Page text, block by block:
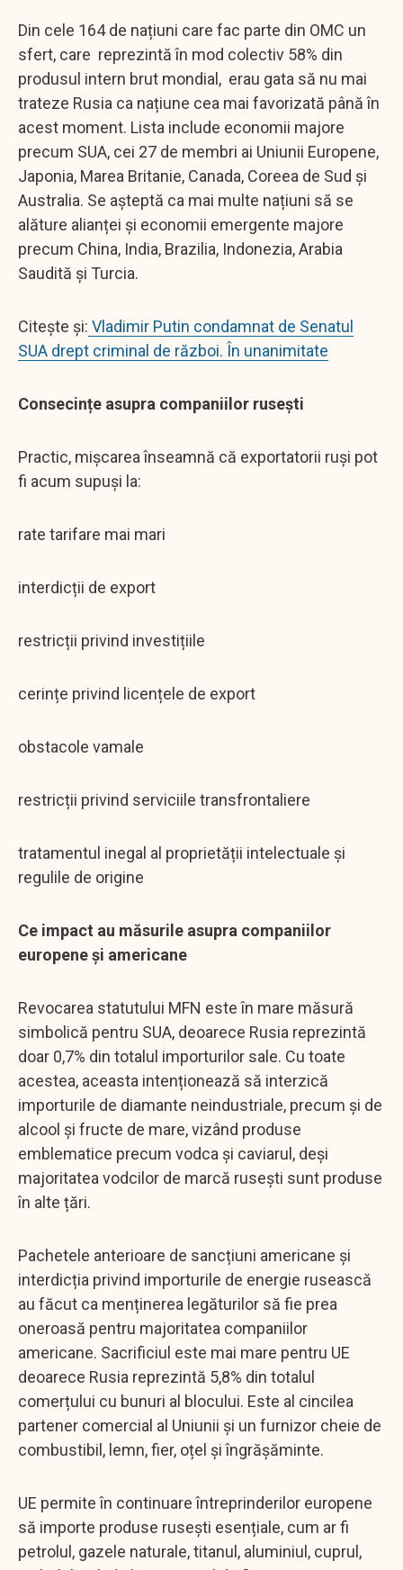
Din cele 164 de națiuni care fac parte din OMC un
sfert, care reprezintă în mod colectiv 58% din
produsul intern brut mondial, erau gata să nu mai
trateze Rusia ca națiune cea mai favorizată până în
acest moment. Lista include economii majore
precum SUA, cei 27 de membri ai Uniunii Europene,
Japonia, Marea Britanie, Canada, Coreea de Sud și
Australia. Se așteptă ca mai multe națiuni să se
alăture alianței și economii emergente majore
precum China, India, Brazilia, Indonezia, Arabia
Saudită și Turcia.
Citește și: Vladimir Putin condamnat de Senatul
SUA drept criminal de război. În unanimitate
Consecințe asupra companiilor rusești
Practic, mișcarea înseamnă că exportatorii ruși pot
fi acum supuși la:
rate tarifare mai mari
interdicții de export
restricții privind investițiile
cerințe privind licențele de export
obstacole vamale
restricții privind serviciile transfrontaliere
tratamentul inegal al proprietății intelectuale și
regulile de origine
Ce impact au măsurile asupra companiilor
europene și americane
Revocarea statutului MFN este în mare măsură
simbolică pentru SUA, deoarece Rusia reprezintă
doar 0,7% din totalul importurilor sale. Cu toate
acestea, aceasta intenționează să interzică
importurile de diamante neindustriale, precum și de
alcool și fructe de mare, vizând produse
emblematice precum vodca și caviarul, deși
majoritatea vodcilor de marcă rusești sunt produse
în alte țări.
Pachetele anterioare de sancțiuni americane și
interdicția privind importurile de energie rusească
au făcut ca menținerea legăturilor să fie prea
oneroasă pentru majoritatea companiilor
americane. Sacrificiul este mai mare pentru UE
deoarece Rusia reprezintă 5,8% din totalul
comerțului cu bunuri al blocului. Este al cincilea
partener comercial al Uniunii și un furnizor cheie de
combustibil, lemn, fier, oțel și îngrășăminte.
UE permite în continuare întreprinderilor europene
să importe produse rusești esențiale, cum ar fi
petrolul, gazele naturale, titanul, aluminiul, cuprul,